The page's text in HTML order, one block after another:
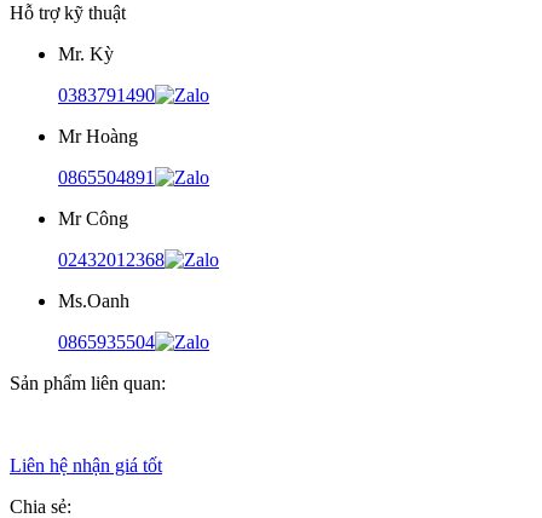
Hỗ trợ kỹ thuật
Mr. Kỳ
0383791490
Mr Hoàng
0865504891
Mr Công
02432012368
Ms.Oanh
0865935504
Sản phẩm liên quan:
Liên hệ nhận giá tốt
Chia sẻ: